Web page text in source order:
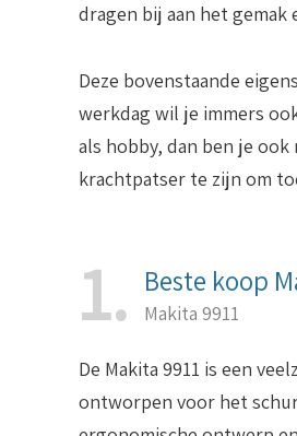
dragen bij aan het gemak
Deze bovenstaande
werkdag wil je immers
als hobby, dan ben je
krachtpatser te zijn om
1 Beste koop
Makita 9911
De Makita 9911 is een
ontworpen voor het